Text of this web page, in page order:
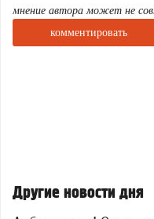
Ранее в городе Бакале
безопасности и
выявили и
фигурант арендовал в
строительство
мнение автора может не
комментировать
Другие новости дня